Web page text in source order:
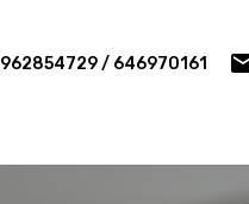
962854729 / 646970161